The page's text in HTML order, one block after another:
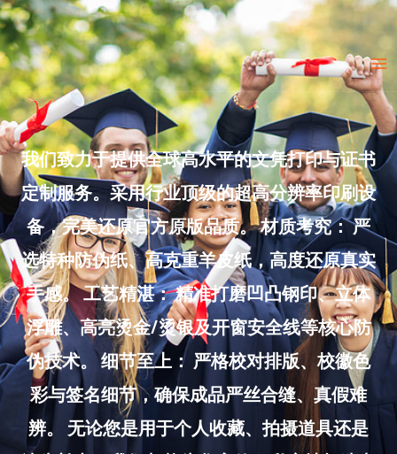
Skip
to
content
我们致力于提供全球高水平的文凭打印与证书
定制服务。采用行业顶级的超高分辨率印刷设
备，完美还原官方原版品质。 材质考究： 严
选特种防伪纸、高克重羊皮纸，高度还原真实
手感。 工艺精湛： 精准打磨凹凸钢印、立体
浮雕、高亮烫金/烫银及开窗安全线等核心防
伪技术。 细节至上： 严格校对排版、校徽色
彩与签名细节，确保成品严丝合缝、真假难
辨。 无论您是用于个人收藏、拍摄道具还是